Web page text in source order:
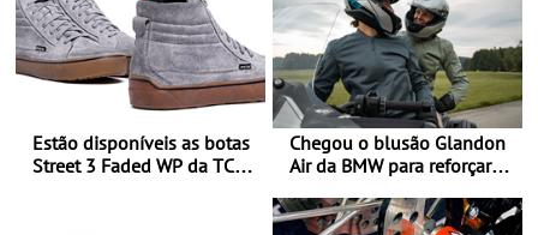
Estão disponíveis as botas
Street 3 Faded WP da TCX
Chegou o blusão Glandon
Air da BMW para reforçar
verão